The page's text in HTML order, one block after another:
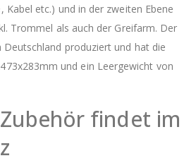
Kabel etc.) und in der zweiten Ebene
Trommel als auch der Greifarm. Der
produziert und hat die
und ein Leergewicht von
findet im